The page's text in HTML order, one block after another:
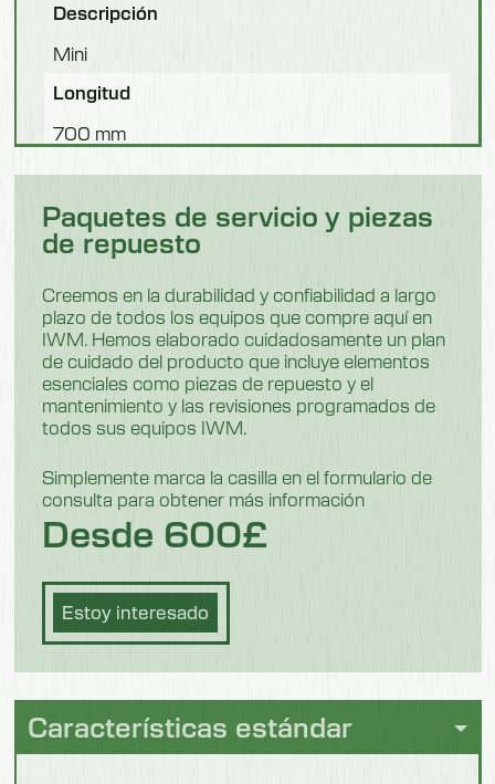
Descripción
Mini
Longitud
700 mm
Anchura
1040 mm
Altura
1100 mm
Peso
84,5 kg
Modelo 550701F
Descripción
Mini
700 mm
Anchura
1040 mm
Altura
1100 mm
Paquetes de servicio y piezas
de repuesto
Creemos en la durabilidad y confiabilidad a largo
plazo de todos los equipos que compre aquí en
IWM. Hemos elaborado cuidadosamente un plan
de cuidado del producto que incluye elementos
esenciales como piezas de repuesto y el
mantenimiento y las revisiones programados de
todos sus equipos IWM.
Simplemente marca la casilla en el formulario de
consulta para obtener más información
Desde 600£
Estoy interesado
Características estándar